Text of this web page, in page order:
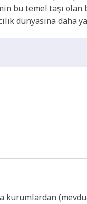
bu temel taşı
dünyasına daha
kurumlardan